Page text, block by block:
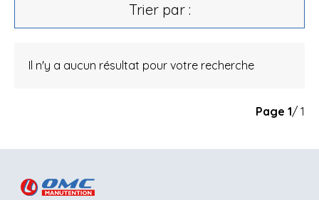
Trier par :
Il n'y a aucun résultat pour votre recherche
Page 1/ 1